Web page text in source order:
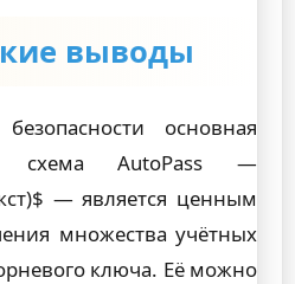
выводы
основная
схема AutoPass —
— является ценным
множества учётных
ключа. Её можно